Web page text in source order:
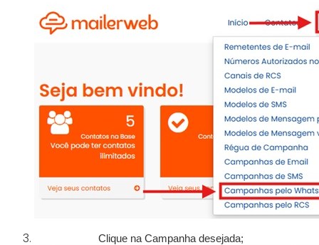
Clique na Campanha desejada;